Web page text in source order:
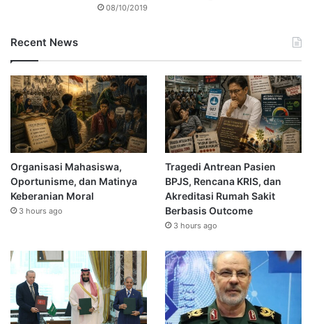
08/10/2019
Recent News
Organisasi Mahasiswa,
Oportunisme, dan Matinya
Keberanian Moral
3 hours ago
Tragedi Antrean Pasien
BPJS, Rencana KRIS, dan
Akreditasi Rumah Sakit
Berbasis Outcome
3 hours ago